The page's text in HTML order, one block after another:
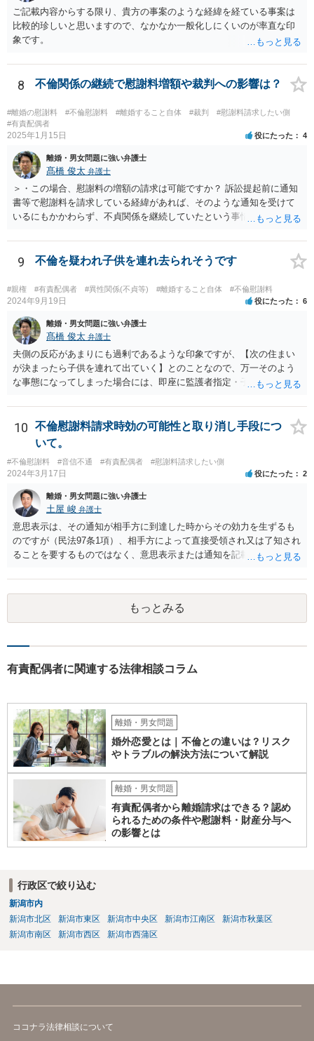
ご記載内容からする限り、貴方の事案のような経緯を経ている事案は
比較的珍しいと思いますので、なかなか一般化しにくいのが率直な印
象です。
8 不倫関係の継続で慰謝料増額や裁判への影響は？
#離婚の慰謝料 #不倫慰謝料 #離婚すること自体 #裁判
#慰謝料請求したい側
#有責配偶者
2025年1月15日 役にたった 4
離婚・男女問題に強い弁護士
髙橋 俊太 弁護士
＞・この場合、慰謝料の増額の請求は可能ですか？ 訴訟提起前に通知
書等で慰謝料を請求している経緯があれば、そのような通知を受けて
いるにもかかわらず、不貞関係を継続していたという事情は悪質性を
ている裁判例もありますので、担当弁護士に確認してみるとよいでし
ょう。 ＞・この事実が何か今回の裁判に影響することはあるのでしょ
が、不貞が継続している事実自体は、上記のとおり増額事由になり得
るので、請求を拡張するか、現状の請求額が認容されやすいように今
後の攻防で主張立証していくことになるでしょう。方針について、担
当弁護士とよく相談してみるとよいと思います。
9 不倫を疑われ子供を連れ去られそうです
#親権 #有責配偶者 #異性関係(不貞等) #離婚すること自体 #不倫慰謝料
2024年9月19日 役にたった 6
離婚・男女問題に強い弁護士
髙橋 俊太 弁護士
夫側の反応があまりにも過剰であるような印象ですが、【次の住まい
が決まったら子供を連れて出ていく】とのことなので、万一そのよう
な事態になってしまった場合には、即座に監護者指定・子の引渡しの
でしょう。 親権者や監護者の指定が争いになる場合、現在の実務では
「主たる監護者が父母いずれか」という基準で判断されます。具体的
には、子が生まれてから現在に至るまで、産休・育休取得の有無、子
に関する具体的（中心的）監護実績をもとにして、他方配偶者と比較
して、自分が主として子を監護してきた者であるかどうかが重要にな
ります。【子供の監護は平日休日含めて8割私です。】ということでは
あるのですが、上記のとおり、様々な具体的な事情を踏まえて検討す
る必要があるので、最寄りの弁護士などに個別に相談することをお勧
めいたします。
10
不倫慰謝料請求時効の可能性と取り消し手段につ
いて。
#不倫慰謝料 #音信不通 #有責配偶者 #慰謝料請求したい側
2024年3月17日 役にたった 2
離婚・男女問題に強い弁護士
土屋 峻 弁護士
意思表示は、その通知が相手方に到達した時からその効力を生ずるも
のですが（民法97条1項）、相手方によって直接受領され又は了知され
ることを要するものではなく、意思表示または通知を記載した書面
られます（最判昭和43年12月17日）。したがって、相手方の支配圏内
に入っていれば（郵便受けに投函するなど。実際には配達証明などを
つけたほうがよいでしょう。）、時効の完成猶予の効果を享受できる
と考えます。 その結果、催告の時効完成猶予期間の6か月の間に訴訟
もっとみる
有責配偶者に関連する法律相談コラム
離婚・男女問題
婚外恋愛とは｜不倫との違いは？リスク
やトラブルの解決方法について解説
離婚・男女問題
有責配偶者から離婚請求はできる？認め
られるための条件や慰謝料・財産分与へ
の影響とは
行政区で絞り込む
新潟市内
新潟市北区
新潟市東区 新潟市中央区 新潟市江南区
新潟市秋葉区
新潟市南区
新潟市西区 新潟市西蒲区
ココナラ法律相談について